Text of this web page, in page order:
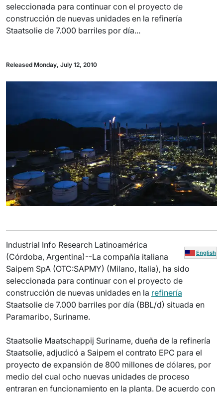
seleccionada para continuar con el proyecto de
construcción de nuevas unidades en la refinería
Staatsolie de 7.000 barriles por día...
Released Monday, July 12, 2010
English
Industrial Info Research Latinoamérica
(Córdoba, Argentina)--La compañía italiana
Saipem SpA (OTC:SAPMY) (Milano, Italia), ha sido
seleccionada para continuar con el proyecto de
construcción de nuevas unidades en la refinería
Staatsolie de 7.000 barriles por día (BBL/d) situada en
Paramaribo, Suriname.
Staatsolie Maatschappij Suriname, dueña de la refinería
Staatsolie, adjudicó a Saipem el contrato EPC para el
proyecto de expansión de 800 millones de dólares, por
medio del cual ocho nuevas unidades de proceso
entraran en funcionamiento en la planta. De acuerdo con